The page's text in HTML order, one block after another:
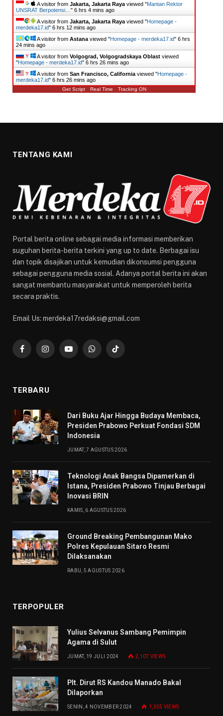
A visitor from Jakarta, Jakarta Raya viewed "Mantan Rektor
UNSRAT Berpotensi… " 6 hrs 4 mins ago
A visitor from Jakarta, Jakarta Raya viewed "Homepage -
merdeka17.id" 6 hrs 12 mins ago
A visitor from Astana viewed "Homepage - merdeka17.id" 6 hrs
24 mins ago
A visitor from Volgograd, Volgogradskaya Oblast viewed
"Homepage - merdeka17.id" 6 hrs 26 mins ago
A visitor from San Francisco, California viewed "Homepage -
merdeka17.id" 6 hrs 26 mins ago
Get Script Real Time Tracking ON
TENTANG KAMI
Portal berita online sebagai media informasi memberikan
suguhan berita-berita terkini yang up to date. Berbagai isu
dan topik disajikan untuk kemudian dikonsumsi pengguna
sebagai pengguna media sosial. Adanya portal berita ini akan
sangat membantu masyarakat untuk memperoleh berita
secara praktis.
Email Us: merdeka17redaksi@gmail.com
FacebookInstagramYouTubeWhatsAppTikTok
TERBARU
Dari Buku Ajar Hingga Budaya Membaca,
Presiden Prabowo Perkuat Fondasi SDM
Indonesia
JUMAT, 7 AGUSTUS 2026
Teknologi Anak Bangsa Dipamerkan di
Istana, Presiden Prabowo Tinjau Berbagai
Inovasi BRIN
KAMIS, 6 AGUSTUS 2026
Ground Breaking Pembangunan Mako
Polres Kepulauan Sitaro Resmi
Dilaksanakan
RABU, 5 AGUSTUS 2026
TERPOPULER
Yulius Selvanus Sambang Pemimpin
Agama di Sulut
JUMAT, 19 JULI 2024 2,107 VIEWS
Plt. Dirut RS Kandou Manado Bakal
Dilaporkan
SENIN, 4 NOVEMBER 2024 1,355 VIEWS